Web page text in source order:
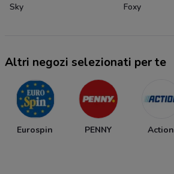
Sky Foxy
Altri negozi selezionati per te
Eurospin PENNY Action